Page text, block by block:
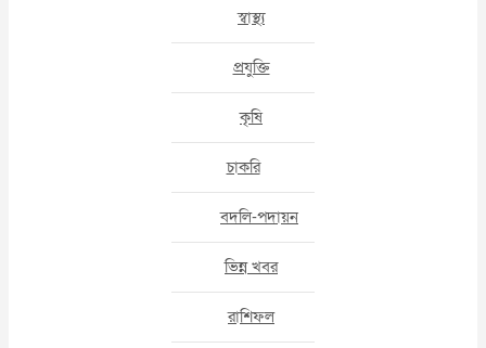
স্বাস্থ্য
প্রযুক্তি
কৃষি
চাকরি
বদলি-পদায়ন
ভিন্ন খবর
রাশিফল